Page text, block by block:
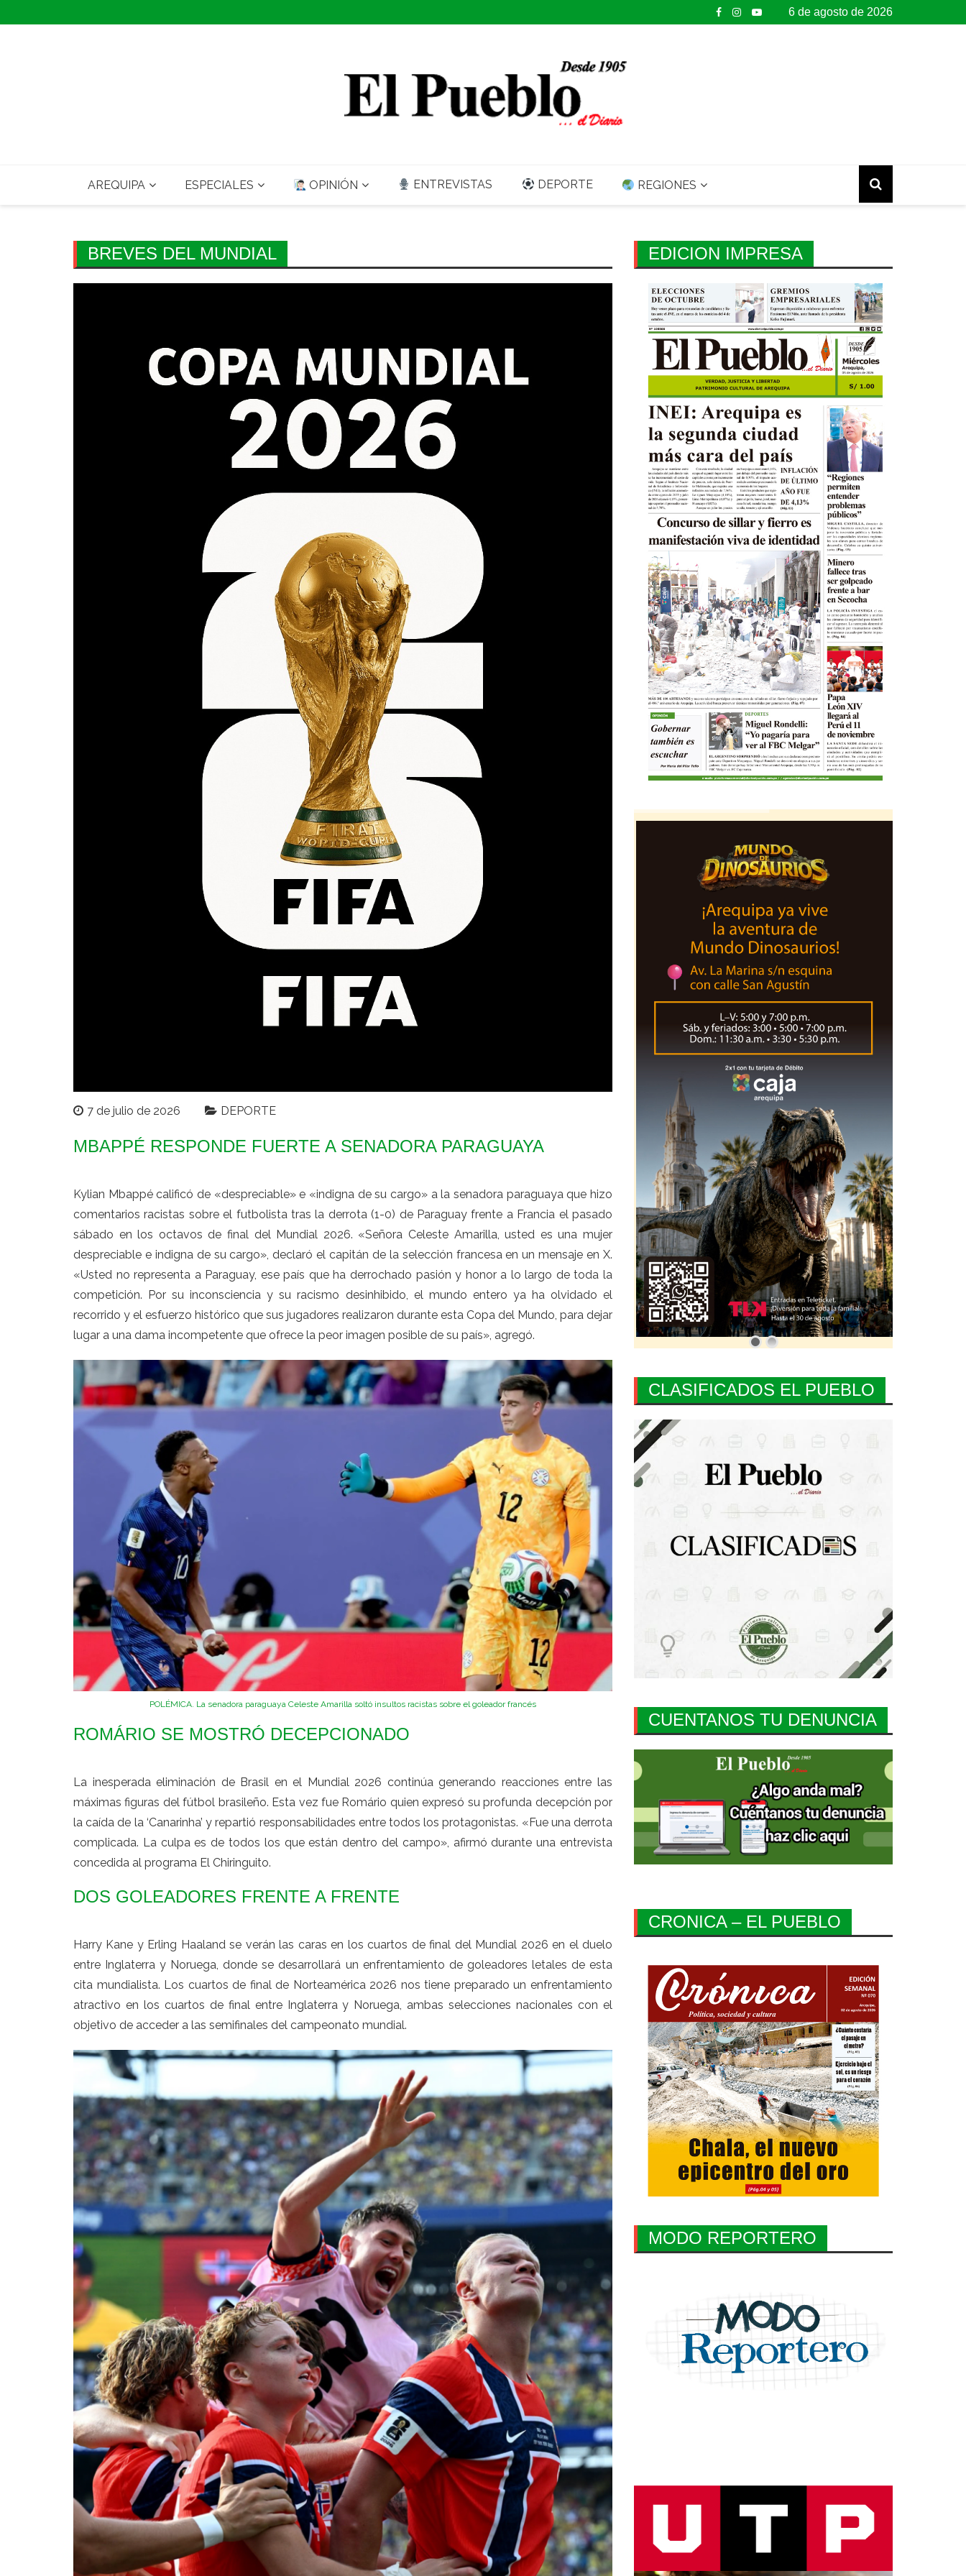
to
6 de agosto de 2026
AREQUIPA ESPECIALES OPINIÓN ENTREVISTAS DEPORTE REGIONES
BREVES DEL MUNDIAL
7 de julio de 2026 DEPORTE
MBAPPÉ RESPONDE FUERTE A SENADORA PARAGUAYA
Kylian Mbappé calificó de «despreciable» e «indigna de su cargo» a la senadora paraguaya que hizo
comentarios racistas sobre el futbolista tras la derrota (1-0) de Paraguay frente a Francia el pasado
sábado en los octavos de final del Mundial 2026. «Señora Celeste Amarilla, usted es una mujer
despreciable e indigna de su cargo», declaró el capitán de la selección francesa en un mensaje en X.
«Usted no representa a Paraguay, ese país que ha derrochado pasión y honor a lo largo de toda la
competición. Por su inconsciencia y su racismo desinhibido, el mundo entero ya ha olvidado el
recorrido y el esfuerzo histórico que sus jugadores realizaron durante esta Copa del Mundo, para dejar
lugar a una dama incompetente que ofrece la peor imagen posible de su país», agregó.
POLÉMICA. La senadora paraguaya Celeste Amarilla soltó insultos racistas sobre el goleador francés
ROMÁRIO SE MOSTRÓ DECEPCIONADO
La inesperada eliminación de Brasil en el Mundial 2026 continúa generando reacciones entre las
máximas figuras del fútbol brasileño. Esta vez fue Romário quien expresó su profunda decepción por
la caída de la ‘Canarinha’ y repartió responsabilidades entre todos los protagonistas. «Fue una derrota
complicada. La culpa es de todos los que están dentro del campo», afirmó durante una entrevista
concedida al programa El Chiringuito.
DOS GOLEADORES FRENTE A FRENTE
Harry Kane y Erling Haaland se verán las caras en los cuartos de final del Mundial 2026 en el duelo
entre Inglaterra y Noruega, donde se desarrollará un enfrentamiento de goleadores letales de esta
cita mundialista. Los cuartos de final de Norteamérica 2026 nos tiene preparado un enfrentamiento
atractivo en los cuartos de final entre Inglaterra y Noruega, ambas selecciones nacionales con el
objetivo de acceder a las semifinales del campeonato mundial.
EDICION IMPRESA
CLASIFICADOS EL PUEBLO
CUENTANOS TU DENUNCIA
CRONICA – EL PUEBLO
MODO REPORTERO